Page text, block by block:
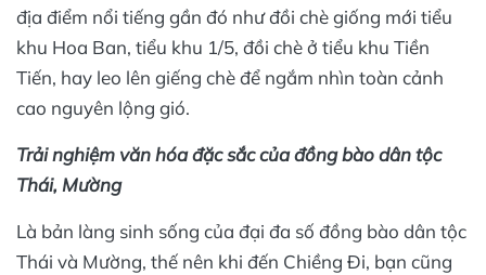
địa điểm nổi tiếng gần đó như đồi chè giống mới tiểu
khu Hoa Ban, tiểu khu 1/5, đồi chè ở tiểu khu Tiền
Tiến, hay leo lên giếng chè để ngắm nhìn toàn cảnh
cao nguyên lộng gió.
Trải nghiệm văn hóa đặc sắc của đồng bào dân tộc
Thái, Mường
Là bản làng sinh sống của đại đa số đồng bào dân tộc
Thái và Mường, thế nên khi đến Chiềng Đi, bạn cũng